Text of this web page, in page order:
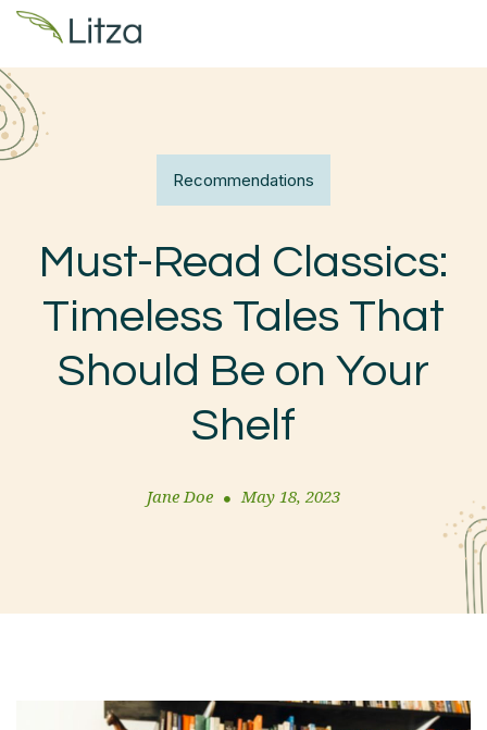
Recommendations
Must-Read Classics:
Timeless Tales That
Should Be on Your
Shelf
Jane Doe May 18, 2023